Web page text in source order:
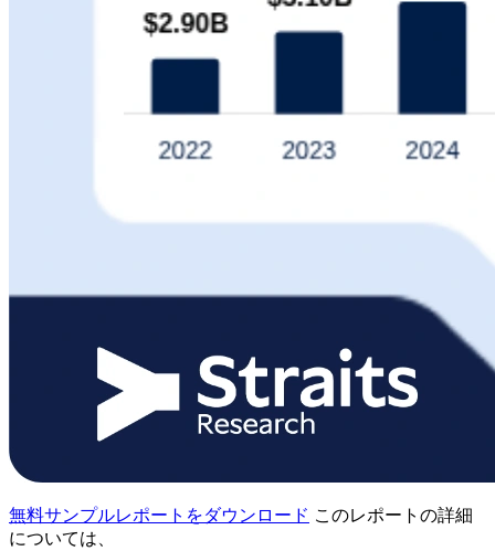
無料サンプルレポートをダウンロード このレポートの詳細
については、